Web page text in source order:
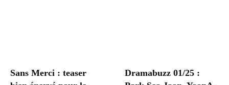
Sans Merci : teaser
Dramabuzz 01/25 :